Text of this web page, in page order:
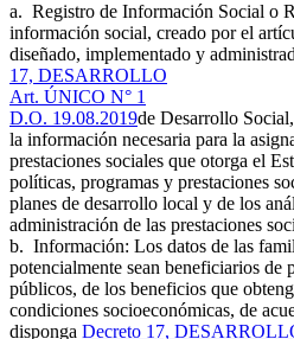
a. Registro de Información Social o
información social, creado por el
diseñado, implementado y
17, DESARROLLO
Art. ÚNICO N° 1
D.O. 19.08.2019de Desarrollo
la información necesaria para la
prestaciones sociales que otorga el
políticas, programas y prestaciones
planes de desarrollo local y de los
administración de las prestaciones
b. Información: Los datos de las
potencialmente sean beneficiarios de
públicos, de los beneficios que
condiciones socioeconómicas, de
disponga Decreto 17,